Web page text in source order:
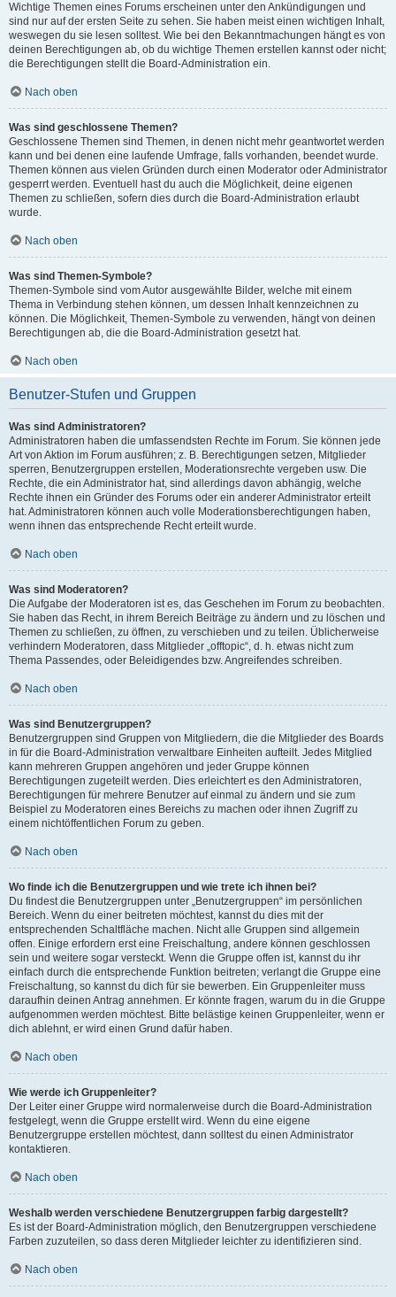
Wichtige Themen eines Forums erscheinen unter den Ankündigungen und
sind nur auf der ersten Seite zu sehen. Sie haben meist einen wichtigen Inhalt,
weswegen du sie lesen solltest. Wie bei den Bekanntmachungen hängt es von
deinen Berechtigungen ab, ob du wichtige Themen erstellen kannst oder nicht;
die Berechtigungen stellt die Board-Administration ein.
Nach oben
Was sind geschlossene Themen?
Geschlossene Themen sind Themen, in denen nicht mehr geantwortet werden
kann und bei denen eine laufende Umfrage, falls vorhanden, beendet wurde.
Themen können aus vielen Gründen durch einen Moderator oder Administrator
gesperrt werden. Eventuell hast du auch die Möglichkeit, deine eigenen
Themen zu schließen, sofern dies durch die Board-Administration erlaubt
wurde.
Nach oben
Was sind Themen-Symbole?
Themen-Symbole sind vom Autor ausgewählte Bilder, welche mit einem
Thema in Verbindung stehen können, um dessen Inhalt kennzeichnen zu
können. Die Möglichkeit, Themen-Symbole zu verwenden, hängt von deinen
Berechtigungen ab, die die Board-Administration gesetzt hat.
Nach oben
Benutzer-Stufen und Gruppen
Was sind Administratoren?
Administratoren haben die umfassendsten Rechte im Forum. Sie können jede
Art von Aktion im Forum ausführen; z. B. Berechtigungen setzen, Mitglieder
sperren, Benutzergruppen erstellen, Moderationsrechte vergeben usw. Die
Rechte, die ein Administrator hat, sind allerdings davon abhängig, welche
Rechte ihnen ein Gründer des Forums oder ein anderer Administrator erteilt
hat. Administratoren können auch volle Moderationsberechtigungen haben,
wenn ihnen das entsprechende Recht erteilt wurde.
Nach oben
Was sind Moderatoren?
Die Aufgabe der Moderatoren ist es, das Geschehen im Forum zu beobachten.
Sie haben das Recht, in ihrem Bereich Beiträge zu ändern und zu löschen und
Themen zu schließen, zu öffnen, zu verschieben und zu teilen. Üblicherweise
verhindern Moderatoren, dass Mitglieder „offtopic“, d. h. etwas nicht zum
Thema Passendes, oder Beleidigendes bzw. Angreifendes schreiben.
Nach oben
Was sind Benutzergruppen?
Benutzergruppen sind Gruppen von Mitgliedern, die die Mitglieder des Boards
in für die Board-Administration verwaltbare Einheiten aufteilt. Jedes Mitglied
kann mehreren Gruppen angehören und jeder Gruppe können
Berechtigungen zugeteilt werden. Dies erleichtert es den Administratoren,
Berechtigungen für mehrere Benutzer auf einmal zu ändern und sie zum
Beispiel zu Moderatoren eines Bereichs zu machen oder ihnen Zugriff zu
einem nichtöffentlichen Forum zu geben.
Nach oben
Wo finde ich die Benutzergruppen und wie trete ich ihnen bei?
Du findest die Benutzergruppen unter „Benutzergruppen“ im persönlichen
Bereich. Wenn du einer beitreten möchtest, kannst du dies mit der
entsprechenden Schaltfläche machen. Nicht alle Gruppen sind allgemein
offen. Einige erfordern erst eine Freischaltung, andere können geschlossen
sein und weitere sogar versteckt. Wenn die Gruppe offen ist, kannst du ihr
einfach durch die entsprechende Funktion beitreten; verlangt die Gruppe eine
Freischaltung, so kannst du dich für sie bewerben. Ein Gruppenleiter muss
daraufhin deinen Antrag annehmen. Er könnte fragen, warum du in die Gruppe
aufgenommen werden möchtest. Bitte belästige keinen Gruppenleiter, wenn er
dich ablehnt, er wird einen Grund dafür haben.
Nach oben
Wie werde ich Gruppenleiter?
Der Leiter einer Gruppe wird normalerweise durch die Board-Administration
festgelegt, wenn die Gruppe erstellt wird. Wenn du eine eigene
Benutzergruppe erstellen möchtest, dann solltest du einen Administrator
kontaktieren.
Nach oben
Weshalb werden verschiedene Benutzergruppen farbig dargestellt?
Es ist der Board-Administration möglich, den Benutzergruppen verschiedene
Farben zuzuteilen, so dass deren Mitglieder leichter zu identifizieren sind.
Nach oben